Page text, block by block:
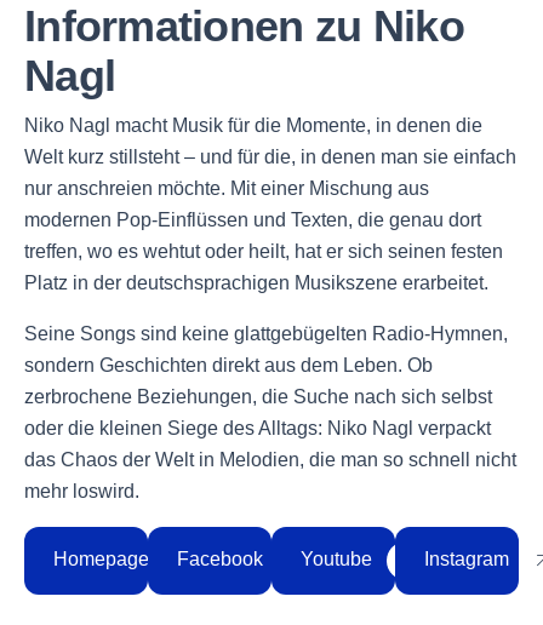
Informationen zu Niko
Nagl
Niko Nagl macht Musik für die Momente, in denen die
Welt kurz stillsteht – und für die, in denen man sie einfach
nur anschreien möchte. Mit einer Mischung aus
modernen Pop-Einflüssen und Texten, die genau dort
treffen, wo es wehtut oder heilt, hat er sich seinen festen
Platz in der deutschsprachigen Musikszene erarbeitet.
Seine Songs sind keine glattgebügelten Radio-Hymnen,
sondern Geschichten direkt aus dem Leben. Ob
zerbrochene Beziehungen, die Suche nach sich selbst
oder die kleinen Siege des Alltags: Niko Nagl verpackt
das Chaos der Welt in Melodien, die man so schnell nicht
mehr loswird.
Homepage Facebook Youtube Instagram